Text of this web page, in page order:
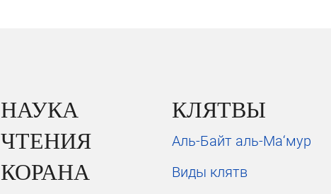
НАУКА
ЧТЕНИЯ
КОРАНА
КЛЯТВЫ
Аль-Байт аль-Ма‘мур
Виды клятв